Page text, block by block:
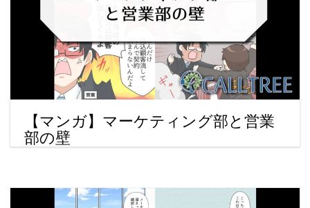
【マンガ】マーケティング部と営業
部の壁